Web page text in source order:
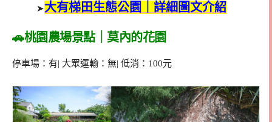
➤大有梯田生態公園｜詳細圖文介紹
🚗桃園農場景點｜莫內的花園
停車場：有| 大眾運輸：無| 低消：100元